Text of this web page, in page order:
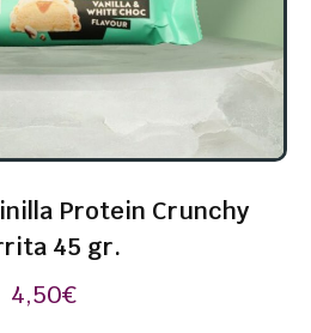
Protein Crunchy
45 gr.
4,50€